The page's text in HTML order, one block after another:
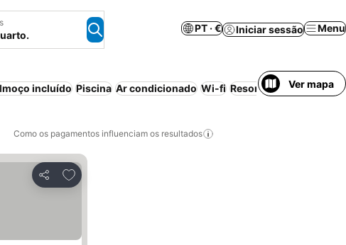
PT · € Iniciar sessão Menu
incluído Piscina Ar condicionado Wi-fi Resort Aparthotel
Ver mapa
Como os pagamentos influenciam os resultados
Partilhar
Adicionar aos favoritos